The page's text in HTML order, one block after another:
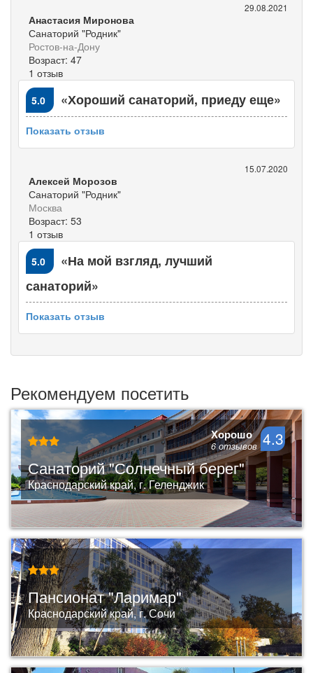
29.08.2021
Анастасия Миронова
Санаторий "Родник"
Ростов-на-Дону
Возраст: 47
1 отзыв
5.0
«Хороший санаторий, приеду еще»
Показать отзыв
15.07.2020
Алексей Морозов
Санаторий "Родник"
Москва
Возраст: 53
1 отзыв
5.0
«На мой взгляд, лучший
санаторий»
Показать отзыв
Рекомендуем посетить
Хорошо
6 отзывов 4.3
Санаторий "Солнечный берег"
Краснодарский край, г. Геленджик
Пансионат "Ларимар"
Краснодарский край, г. Сочи